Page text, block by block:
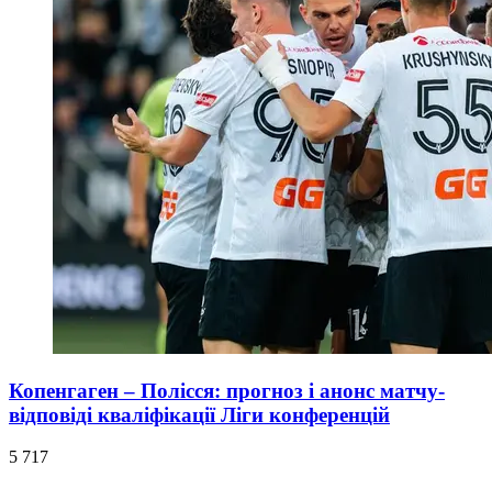
Копенгаген – Полісся: прогноз і анонс матчу-
відповіді кваліфікації Ліги конференцій
5 717